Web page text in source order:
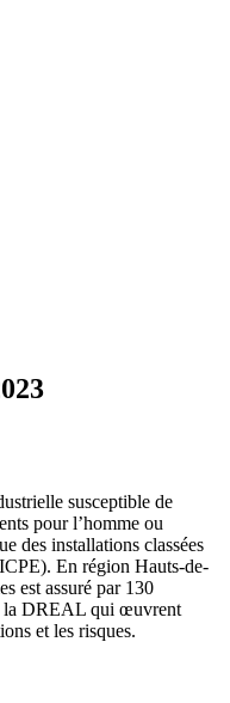
susceptible de
pour l’homme ou
des installations classées
En région Hauts-de-
est assuré par 130
la DREAL qui œuvrent
et les risques.